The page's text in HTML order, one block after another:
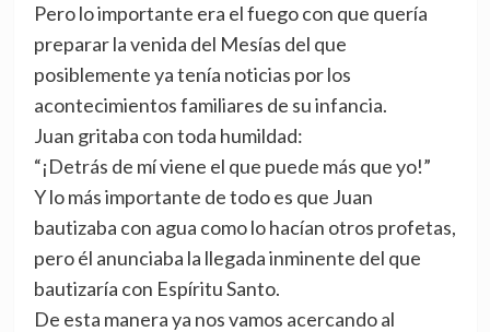
Pero lo importante era el fuego con que quería
preparar la venida del Mesías del que
posiblemente ya tenía noticias por los
acontecimientos familiares de su infancia.
Juan gritaba con toda humildad:
“¡Detrás de mí viene el que puede más que yo!”
Y lo más importante de todo es que Juan
bautizaba con agua como lo hacían otros profetas,
pero él anunciaba la llegada inminente del que
bautizaría con Espíritu Santo.
De esta manera ya nos vamos acercando al